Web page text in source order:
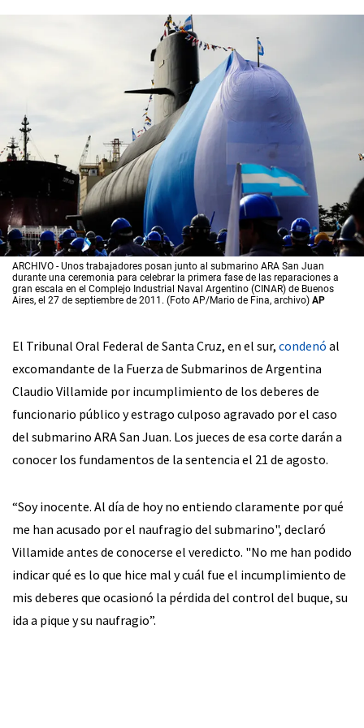
ARCHIVO - Unos trabajadores posan junto al submarino ARA San Juan
durante una ceremonia para celebrar la primera fase de las reparaciones a
gran escala en el Complejo Industrial Naval Argentino (CINAR) de Buenos
Aires, el 27 de septiembre de 2011. (Foto AP/Mario de Fina, archivo) AP
El Tribunal Oral Federal de Santa Cruz, en el sur, condenó al
excomandante de la Fuerza de Submarinos de Argentina
Claudio Villamide por incumplimiento de los deberes de
funcionario público y estrago culposo agravado por el caso
del submarino ARA San Juan. Los jueces de esa corte darán a
conocer los fundamentos de la sentencia el 21 de agosto.
“Soy inocente. Al día de hoy no entiendo claramente por qué
me han acusado por el naufragio del submarino", declaró
Villamide antes de conocerse el veredicto. "No me han podido
indicar qué es lo que hice mal y cuál fue el incumplimiento de
mis deberes que ocasionó la pérdida del control del buque, su
ida a pique y su naufragio”.